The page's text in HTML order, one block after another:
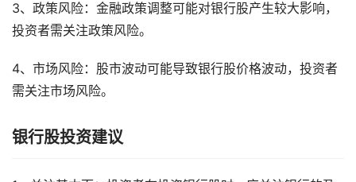
3、政策风险：金融政策调整可能对银行股产生较大影响，
投资者需关注政策风险。
4、市场风险：股市波动可能导致银行股价格波动，投资者
需关注市场风险。
银行股投资建议